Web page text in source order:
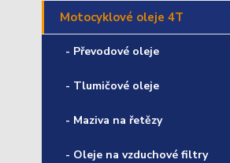
Motocyklové oleje 4T
- Převodové oleje
- Tlumičové oleje
- Maziva na řetězy
- Oleje na vzduchové filtry